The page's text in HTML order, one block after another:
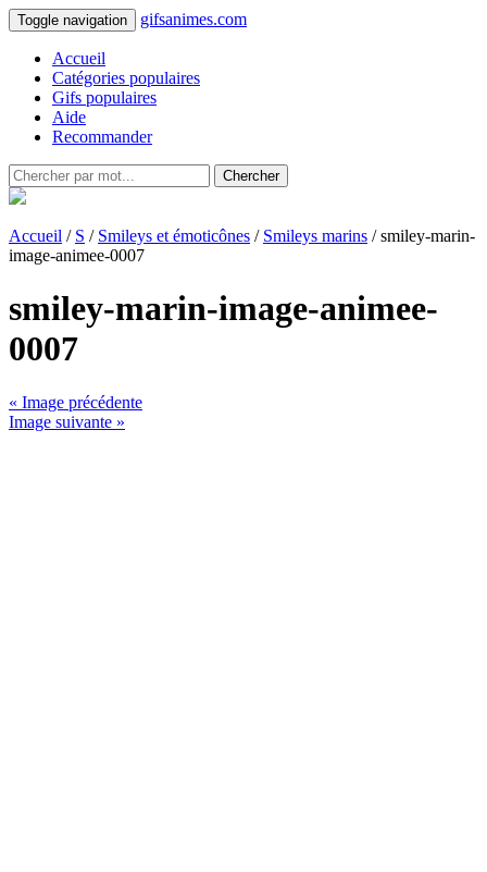
Toggle navigation gifsanimes.com
Accueil
Catégories populaires
Gifs populaires
Aide
Recommander
Chercher
Accueil / S / Smileys et émoticônes / Smileys marins / smiley-marin-
image-animee-0007
smiley-marin-image-animee-
0007
« Image précédente
Image suivante »